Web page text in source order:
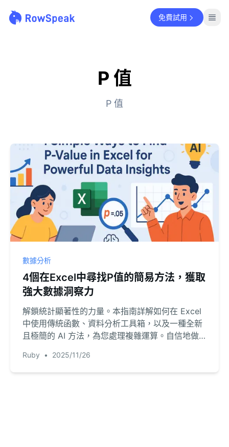
免費試用
P 值
P 值
數據分析
4個在Excel中尋找P值的簡易方法，獲取
強大數據洞察力
解鎖統計顯著性的力量。本指南詳解如何在 Excel
中使用傳統函數、資料分析工具箱，以及一種全新
且極簡的 AI 方法，為您處理複雜運算。自信地做
Ruby • 2025/11/26